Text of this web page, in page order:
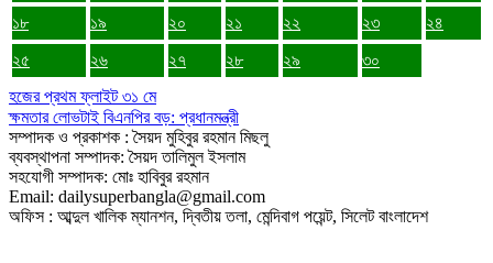
১৮
১৯ ২০ ২১ ২২ ২৩
২৪
২৫
২৬ ২৭ ২৮ ২৯
৩০
হজের প্রথম ফ্লাইট ৩১ মে
ক্ষমতার লোভটাই বিএনপির বড়: প্রধানমন্ত্রী
সম্পাদক ও প্রকাশক : সৈয়দ মুহিবুর রহমান মিছলু
ব্যবস্থাপনা সম্পাদক: সৈয়দ তালিমুল ইসলাম
সহযোগী সম্পাদক: মোঃ হাবিবুর রহমান
Email: dailysuperbangla@gmail.com
অফিস : আব্দুল খালিক ম্যানশন, দ্বিতীয় তলা, মেন্দিবাগ পয়েন্ট, সিলেট বাংলাদেশ